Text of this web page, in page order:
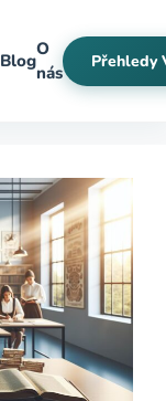
Blog
O
nás
Přehledy